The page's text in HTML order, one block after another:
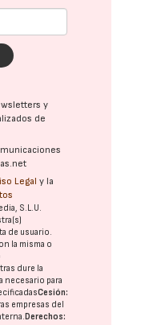
y
de
Legal y la
S.L.U.
de usuario.
la misma o
dure la
necesario para
Cesión:
empresas del
Derechos: